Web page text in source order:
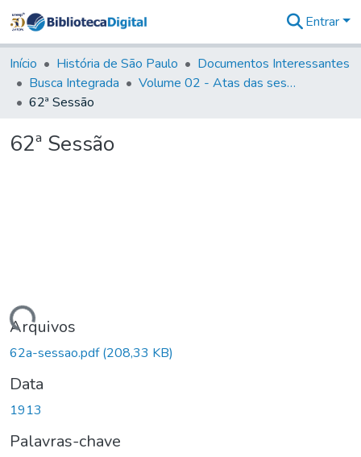
&
Coleções
Tudo na
Entrar
Início História de São Paulo
Documentos Interessantes
Busca Integrada
Volume 02 - Atas das sessões do Governo Provisório de São Paulo (1821- 22)
62ª Sessão
62ª Sessão
Arquivos
62a-sessao.pdf(208,33 KB)
Data
1913
Palavras-chave